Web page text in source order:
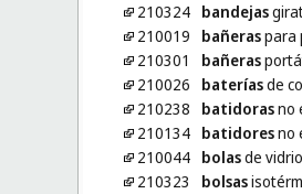
210324 bandejas
210019
bañeraspara
210301
bañeras
210026
bateríasde
210238
batidorasno
210134 batidoresno
210044 bolasde vidrio
210323
bolsas